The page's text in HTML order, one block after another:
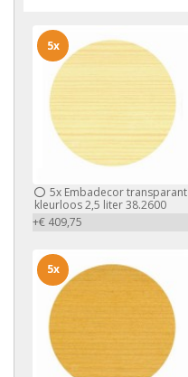
5x Embadecor transparant
kleurloos 2,5 liter 38.2600
+€ 409,75
5x
5x